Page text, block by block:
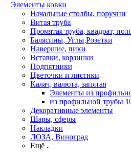
Элементы ковки
Начальные столбы, поручни
Витая труба
Промятая труба, квадрат,
Балясины, Углы,Розетки
Навершие, пики
Вставки, корзинки
Подпятники
Цветочки и листики
Калач, валюта, запятая
Элементы из
из профильной трубы
Декоративные элементы
Шары, сферы
Накладки
ЛОЗА, Виноград
Ещё